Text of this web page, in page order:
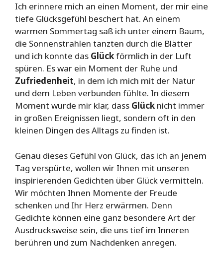
Ich erinnere mich an einen Moment, der mir eine
tiefe Glücksgefühl beschert hat. An einem
warmen Sommertag saß ich unter einem Baum,
die Sonnenstrahlen tanzten durch die Blätter
und ich konnte das Glückförmlich in der Luft
spüren. Es war ein Moment der Ruhe und
Zufriedenheit, in dem ich mich mit der Natur
und dem Leben verbunden fühlte. In diesem
Moment wurde mir klar, dass Glück nicht immer
in großen Ereignissen liegt, sondern oft in den
kleinen Dingen des Alltags zu finden ist.
Genau dieses Gefühl von Glück, das ich an jenem
Tag verspürte, wollen wir Ihnen mit unseren
inspirierenden Gedichten über Glück vermitteln.
Wir möchten Ihnen Momente der Freude
schenken und Ihr Herz erwärmen. Denn
Gedichte können eine ganz besondere Art der
Ausdrucksweise sein, die uns tief im Inneren
berühren und zum Nachdenken anregen.